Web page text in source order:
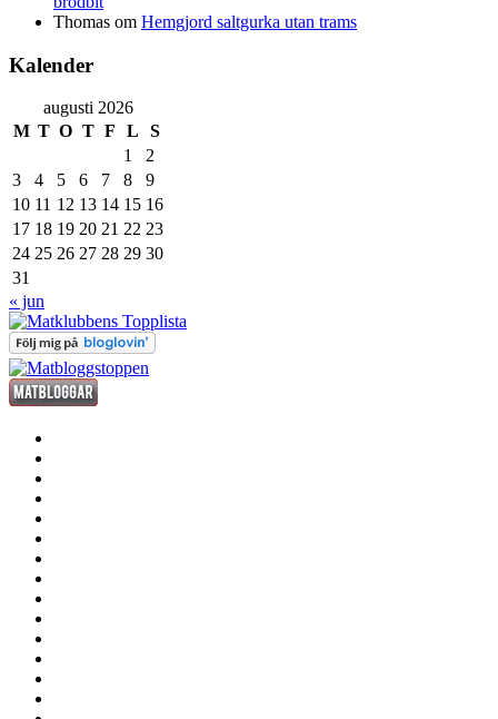
Thomas om Hemgjord saltgurka utan trams
Kalender
augusti 2026
M T O T F L
S
1
2
3
4 5 6 7 8
9
10 11 12 13 14 15 16
17 18 19 20 21 22 23
24 25 26 27 28 29 30
31
« jun